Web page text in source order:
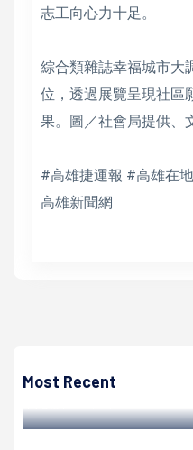
志工向心力十足。
綜合類雜誌幸福城市大
位，透過展覽呈現社區
果。圖／社會局提供、
#高雄捷運報 #高雄在
高雄新聞網
Most Recent
處稽查依法裁處